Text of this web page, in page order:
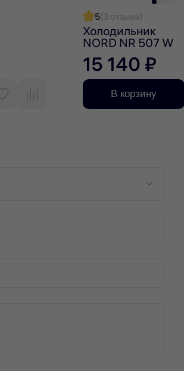
5(3 отзыва)
Холодильник
NORD NR 507 W
15 140 ₽
В корзину